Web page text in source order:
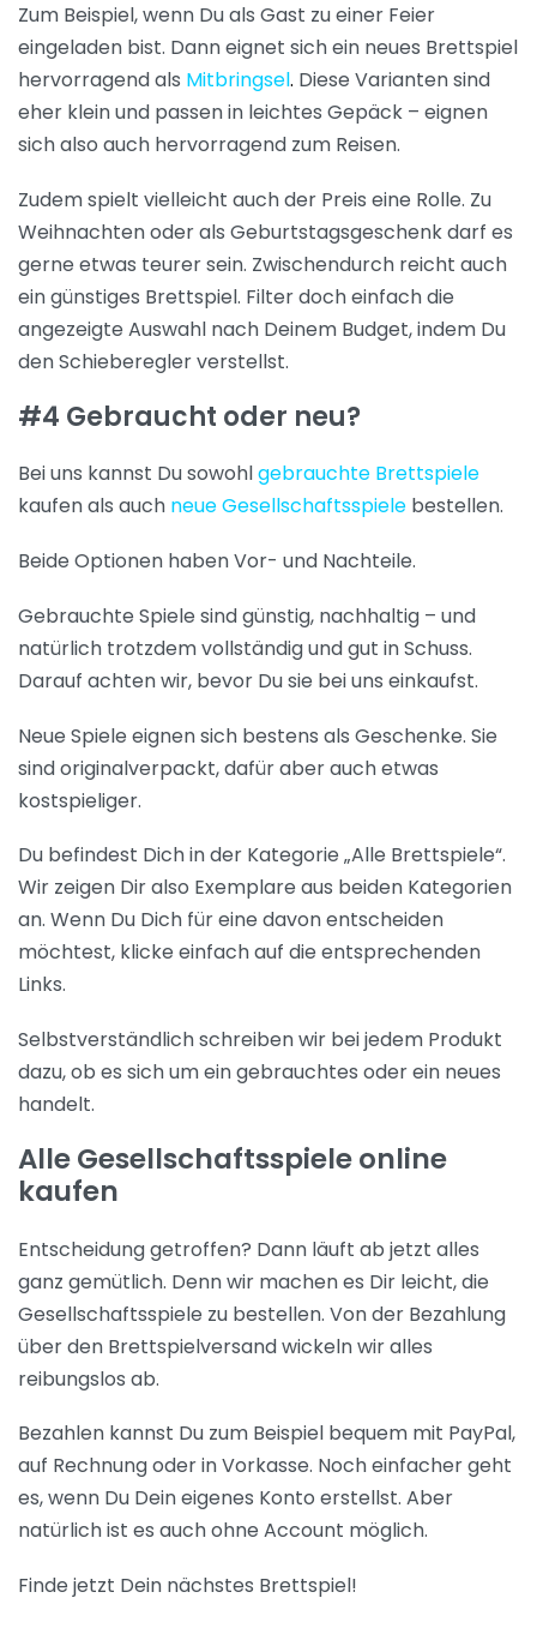
Zum Beispiel, wenn Du als Gast zu einer Feier
eingeladen bist. Dann eignet sich ein neues Brettspiel
hervorragend als Mitbringsel. Diese Varianten sind
eher klein und passen in leichtes Gepäck – eignen
sich also auch hervorragend zum Reisen.
Zudem spielt vielleicht auch der Preis eine Rolle. Zu
Weihnachten oder als Geburtstagsgeschenk darf es
gerne etwas teurer sein. Zwischendurch reicht auch
ein günstiges Brettspiel. Filter doch einfach die
angezeigte Auswahl nach Deinem Budget, indem Du
den Schieberegler verstellst.
#4 Gebraucht oder neu?
Bei uns kannst Du sowohlgebrauchte Brettspiele
kaufen als auch neue Gesellschaftsspiele bestellen.
Beide Optionen haben Vor- und Nachteile.
Gebrauchte Spiele sind günstig, nachhaltig – und
natürlich trotzdem vollständig und gut in Schuss.
Darauf achten wir, bevor Du sie bei uns einkaufst.
Neue Spiele eignen sich bestens als Geschenke. Sie
sind originalverpackt, dafür aber auch etwas
kostspieliger.
Du befindest Dich in der Kategorie „Alle Brettspiele“.
Wir zeigen Dir also Exemplare aus beiden Kategorien
an. Wenn Du Dich für eine davon entscheiden
möchtest, klicke einfach auf die entsprechenden
Links.
Selbstverständlich schreiben wir bei jedem Produkt
dazu, ob es sich um ein gebrauchtes oder ein neues
handelt.
Alle Gesellschaftsspiele online
kaufen
Entscheidung getroffen? Dann läuft ab jetzt alles
ganz gemütlich. Denn wir machen es Dir leicht, die
Gesellschaftsspiele zu bestellen. Von der Bezahlung
über den Brettspielversand wickeln wir alles
reibungslos ab.
Bezahlen kannst Du zum Beispiel bequem mit PayPal,
auf Rechnung oder in Vorkasse. Noch einfacher geht
es, wenn Du Dein eigenes Konto erstellst. Aber
natürlich ist es auch ohne Account möglich.
Finde jetzt Dein nächstes Brettspiel!